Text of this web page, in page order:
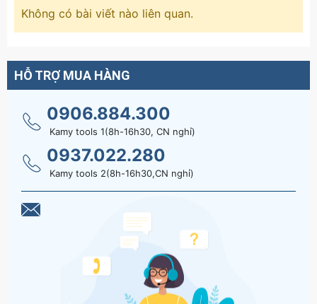
Không có bài viết nào liên quan.
HỖ TRỢ MUA HÀNG
0906.884.300
Kamy tools 1(8h-16h30, CN nghỉ)
0937.022.280
Kamy tools 2(8h-16h30,CN nghỉ)